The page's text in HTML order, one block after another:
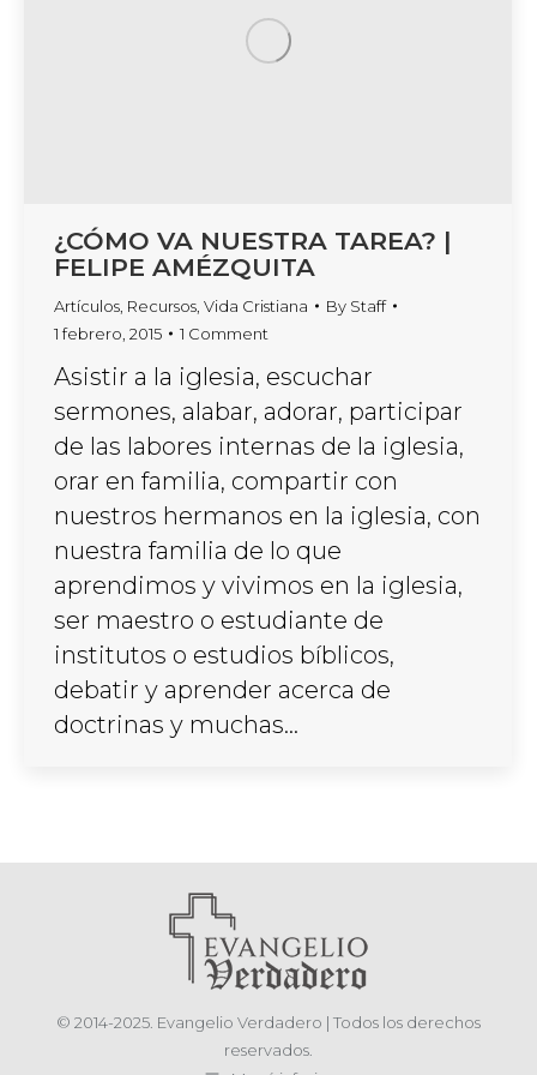
¿CÓMO VA NUESTRA TAREA? |
FELIPE AMÉZQUITA
Artículos Recursos Vida Cristiana By Staff
1 febrero, 2015
1 Comment
Asistir a la iglesia, escuchar
sermones, alabar, adorar, participar
de las labores internas de la iglesia,
orar en familia, compartir con
nuestros hermanos en la iglesia, con
nuestra familia de lo que
aprendimos y vivimos en la iglesia,
ser maestro o estudiante de
institutos o estudios bíblicos,
debatir y aprender acerca de
doctrinas y muchas…
© 2014-2025. Evangelio Verdadero | Todos los derechos
reservados.